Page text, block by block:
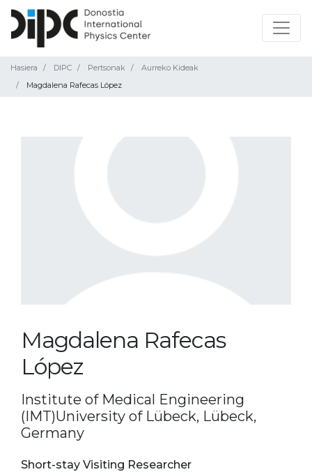
Hasiera DIPC Pertsonak
Aurreko Kideak
Magdalena Rafecas López
Magdalena Rafecas
López
Institute of Medical Engineering
(IMT)University of Lübeck, Lübeck,
Germany
Short-stay Visiting Researcher